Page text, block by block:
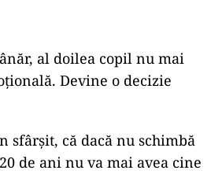
al doilea copil nu mai
Devine o decizie
sfârșit, că dacă nu schimbă
de ani nu va mai avea cine